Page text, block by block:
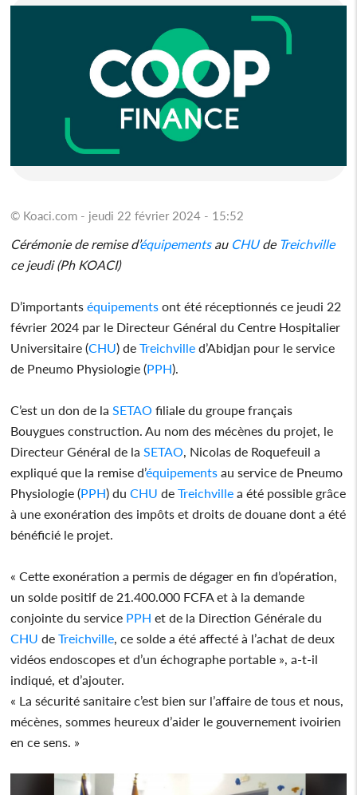
© Koaci.com - jeudi 22 février 2024 - 15:52
Cérémonie de remise d’équipementsau CHUde Treichville
ce jeudi (Ph KOACI)
D’importantséquipements ont été réceptionnés ce jeudi 22
février 2024 par le Directeur Général du Centre Hospitalier
Universitaire (CHU) deTreichville d’Abidjan pour le service
de Pneumo Physiologie (PPH).
C’est un don de la SETAO filiale du groupe français
Bouygues construction. Au nom des mécènes du projet, le
Directeur Général de la SETAO , Nicolas de Roquefeuil a
expliqué que la remise d’équipements au service de Pneumo
Physiologie (PPH) duCHU deTreichville a été possible grâce
à une exonération des impôts et droits de douane dont a été
bénéficié le projet.
« Cette exonération a permis de dégager en fin d’opération,
un solde positif de 21.400.000 FCFA et à la demande
conjointe du service PPH et de la Direction Générale du
CHU deTreichville , ce solde a été affecté à l’achat de deux
vidéos endoscopes et d’un échographe portable », a-t-il
indiqué, et d’ajouter.
« La sécurité sanitaire c’est bien sur l’affaire de tous et nous,
mécènes, sommes heureux d’aider le gouvernement ivoirien
en ce sens. »